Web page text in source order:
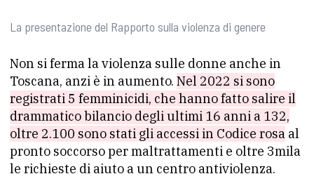
La presentazione del Rapporto sulla violenza di genere
Non si ferma la violenza sulle donne anche in
Toscana, anzi è in aumento. Nel 2022 si sono
registrati 5 femminicidi, che hanno fatto salire il
drammatico bilancio degli ultimi 16 anni a 132,
oltre 2.100 sono stati gli accessi in Codice rosa al
pronto soccorso per maltrattamenti e oltre 3mila
le richieste di aiuto a un centro antiviolenza.